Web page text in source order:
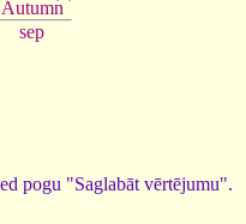
Autumn
sep
pogu "Saglabāt vērtējumu".